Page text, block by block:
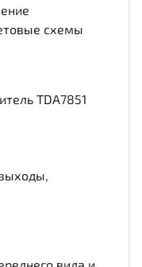
схемы
TDA7851